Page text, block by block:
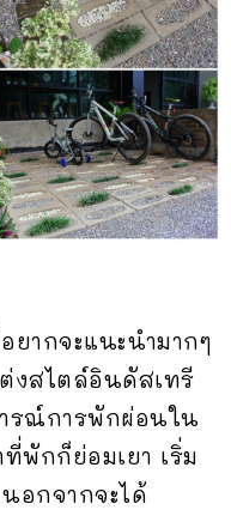
ยากจะแนะนำมากๆ
งสไตล์อินดัสเทรี
รณ์การพักผ่อนใน
พักก็ย่อมเยา เริ่ม
อกจากจะได้